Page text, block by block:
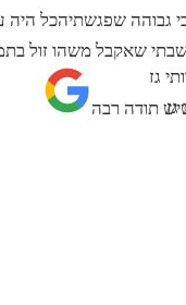
גבוהה שפגשתיהכל
שאקבל משהו זול
תודה רבה